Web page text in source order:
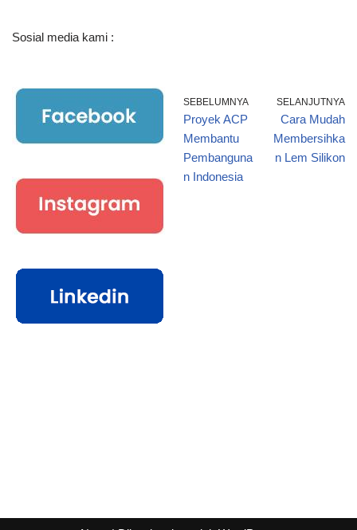
Sosial media kami :
SEBELUMNYA
Proyek ACP
Membantu
Pembanguna
n Indonesia
SELANJUTNYA
Cara Mudah
Membersihka
n Lem Silikon